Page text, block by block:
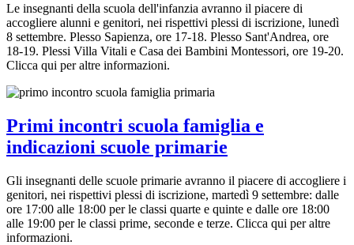
Le insegnanti della scuola dell'infanzia avranno il piacere di
accogliere alunni e genitori, nei rispettivi plessi di iscrizione, lunedì
8 settembre. Plesso Sapienza, ore 17-18. Plesso Sant'Andrea, ore
18-19. Plessi Villa Vitali e Casa dei Bambini Montessori, ore 19-20.
Clicca qui per altre informazioni.
Primi incontri scuola famiglia e
indicazioni scuole primarie
Gli insegnanti delle scuole primarie avranno il piacere di accogliere i
genitori, nei rispettivi plessi di iscrizione, martedì 9 settembre: dalle
ore 17:00 alle 18:00 per le classi quarte e quinte e dalle ore 18:00
alle 19:00 per le classi prime, seconde e terze. Clicca qui per altre
informazioni.